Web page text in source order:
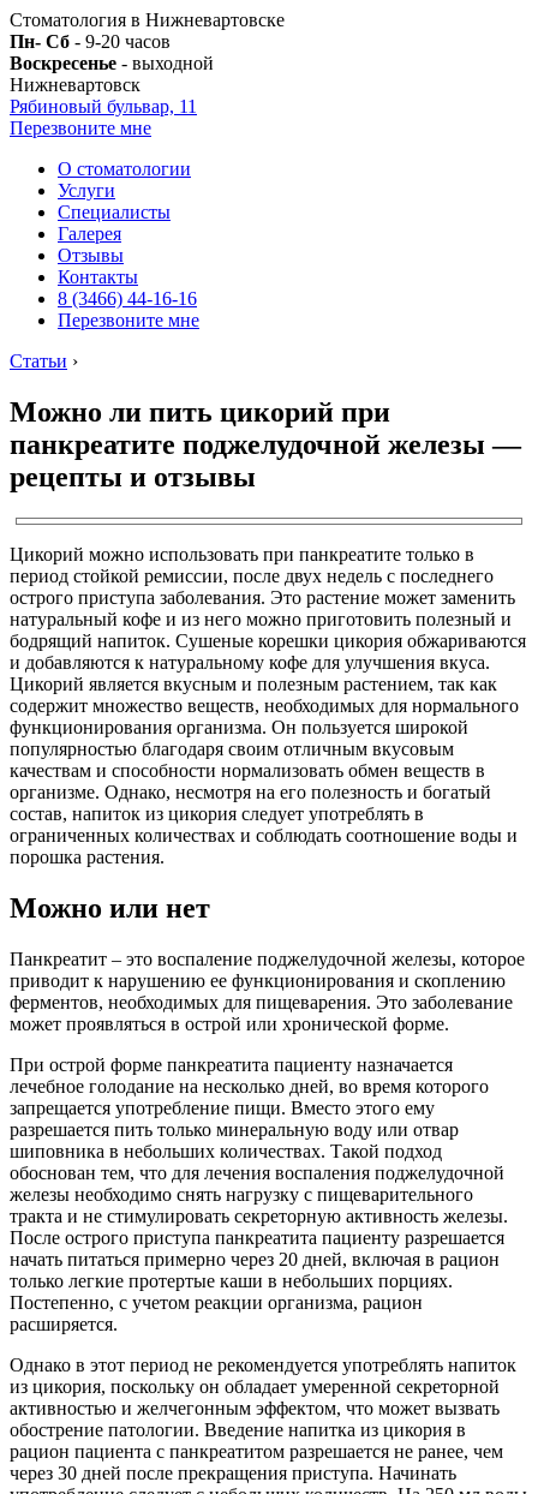
Стоматология в Нижневартовске
Пн- Сб - 9-20 часов
Воскресенье - выходной
Нижневартовск
Рябиновый бульвар, 11
Перезвоните мне
О стоматологии
Услуги
Специалисты
Галерея
Отзывы
Контакты
8 (3466) 44-16-16
Перезвоните мне
Статьи ›
Можно ли пить цикорий при
панкреатите поджелудочной железы —
рецепты и отзывы
Цикорий можно использовать при панкреатите только в
период стойкой ремиссии, после двух недель с последнего
острого приступа заболевания. Это растение может заменить
натуральный кофе и из него можно приготовить полезный и
бодрящий напиток. Сушеные корешки цикория обжариваются
и добавляются к натуральному кофе для улучшения вкуса.
Цикорий является вкусным и полезным растением, так как
содержит множество веществ, необходимых для нормального
функционирования организма. Он пользуется широкой
популярностью благодаря своим отличным вкусовым
качествам и способности нормализовать обмен веществ в
организме. Однако, несмотря на его полезность и богатый
состав, напиток из цикория следует употреблять в
ограниченных количествах и соблюдать соотношение воды и
порошка растения.
Можно или нет
Панкреатит – это воспаление поджелудочной железы, которое
приводит к нарушению ее функционирования и скоплению
ферментов, необходимых для пищеварения. Это заболевание
может проявляться в острой или хронической форме.
При острой форме панкреатита пациенту назначается
лечебное голодание на несколько дней, во время которого
запрещается употребление пищи. Вместо этого ему
разрешается пить только минеральную воду или отвар
шиповника в небольших количествах. Такой подход
обоснован тем, что для лечения воспаления поджелудочной
железы необходимо снять нагрузку с пищеварительного
тракта и не стимулировать секреторную активность железы.
После острого приступа панкреатита пациенту разрешается
начать питаться примерно через 20 дней, включая в рацион
только легкие протертые каши в небольших порциях.
Постепенно, с учетом реакции организма, рацион
расширяется.
Однако в этот период не рекомендуется употреблять напиток
из цикория, поскольку он обладает умеренной секреторной
активностью и желчегонным эффектом, что может вызвать
обострение патологии. Введение напитка из цикория в
рацион пациента с панкреатитом разрешается не ранее, чем
через 30 дней после прекращения приступа. Начинать